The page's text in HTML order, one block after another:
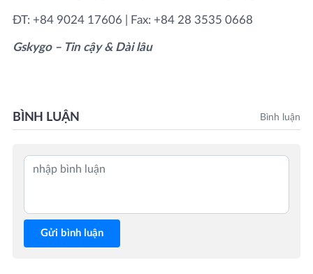
ĐT: +84 9024 17606 | Fax: +84 28 3535 0668
Gskygo – Tin cậy & Dài lâu
BÌNH LUẬN Bình luận
Gửi bình luận